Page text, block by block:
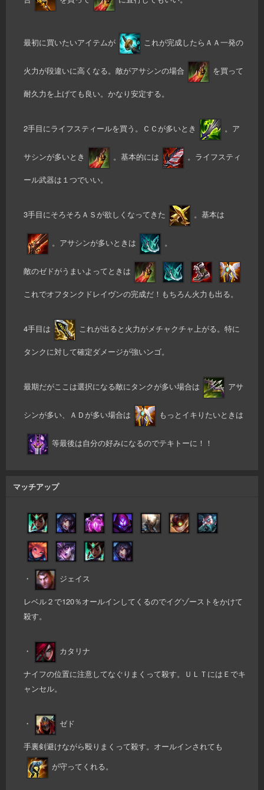
最初に買いたいアイテムが これが完成したらＡＡ一発の
火力が段違いに高くなる。敵がアサシンの場合 を買って
耐久力を上げても良い。かなり安定する。
2手目にライフスティールを買う。ＣＣが多いとき 。ア
サシンが多いとき 。基本的には 。ライフスティ
ール武器は１つでいい。
3手目にそろそろＡＳが欲しくなってきた 。基本は
。アサシンが多いときは 。
敵のゼドがうまいよってときは
これでオフタンクドレイヴンの完成だ！もちろん火力も出る。
4手目は これが出ると火力がメチャクチャ上がる。特に
タンクに対して確定ダメージが強いンゴ。
最期だがここは選択になる敵にタンクが多い場合は アサ
シンが多い、ＡＤが多い場合は もっとイキりたいときは
等最後は自分の好みになるのでテキトーに！！
マッチアップ
・ ジェイス
レベル２で120％オールインしてくるのでイグゾーストをかけて
殺す。
・ カタリナ
ナイフの位置に注意してなぐりまくって殺す。ＵＬＴにはＥでキ
ャンセル。
・ ゼド
手裏剣避けながら殴りまくって殺す。オールインされても
が守ってくれる。